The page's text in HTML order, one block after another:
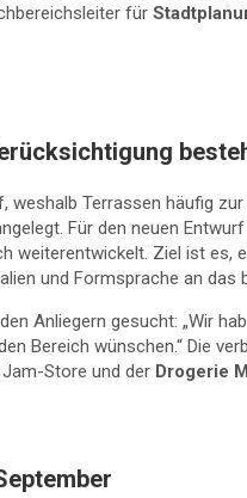
für
weshalb Terrassen häufig
Für den neuen
weiterentwickelt. Ziel ist es,
und Formsprache an
Anliegern gesucht: „Wir
Bereich wünschen.“ Die
Store und der Drogerie